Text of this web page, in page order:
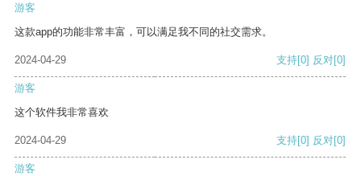
游客
这款app的功能非常丰富，可以满足我不同的社交需求。
2024-04-29 支持[0] 反对[0]
游客
这个软件我非常喜欢
2024-04-29 支持[0] 反对[0]
游客